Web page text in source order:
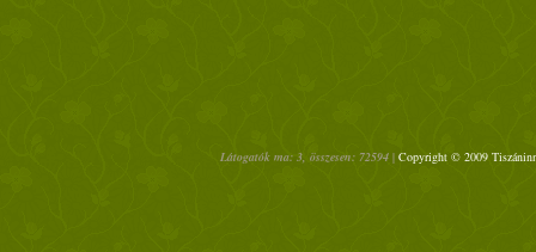
Látogatók ma: 3, összesen: 72594 | Copyright © 2009